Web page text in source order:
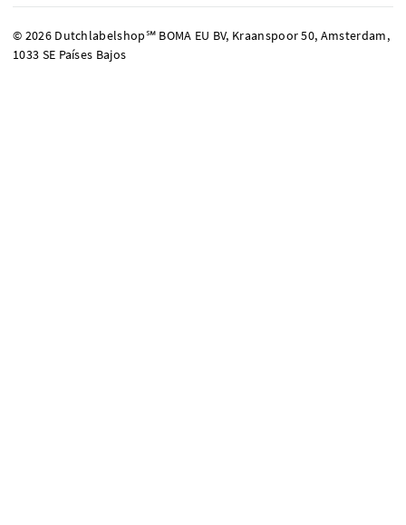
© 2026 Dutchlabelshop℠ BOMA EU BV, Kraanspoor 50, Amsterdam,
1033 SE Países Bajos